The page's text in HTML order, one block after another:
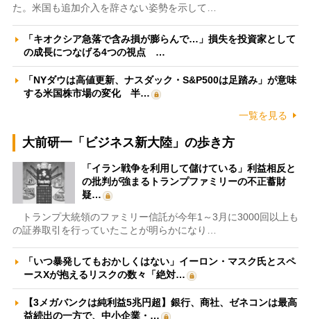
た。米国も追加介入を辞さない姿勢を示して…
「キオクシア急落で含み損が膨らんで…」損失を投資家として
の成長につなげる4つの視点 …
「NYダウは高値更新、ナスダック・S&P500は足踏み」が意味
する米国株市場の変化 半…
一覧を見る
大前研一「ビジネス新大陸」の歩き方
「イラン戦争を利用して儲けている」利益相反と
の批判が強まるトランプファミリーの不正蓄財
疑…
トランプ大統領のファミリー信託が今年1～3月に3000回以上も
の証券取引を行っていたことが明らかになり…
「いつ暴発してもおかしくはない」イーロン・マスク氏とスペ
ースXが抱えるリスクの数々「絶対…
【3メガバンクは純利益5兆円超】銀行、商社、ゼネコンは最高
益続出の一方で、中小企業・…